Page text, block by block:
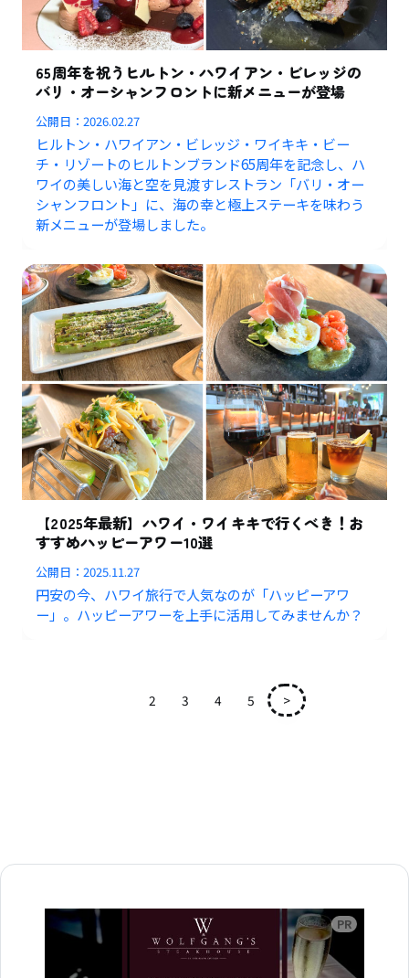
65周年を祝うヒルトン・ハワイアン・ビレッジの
バリ・オーシャンフロントに新メニューが登場
公開日：2026.02.27
ヒルトン・ハワイアン・ビレッジ・ワイキキ・ビー
チ・リゾートのヒルトンブランド65周年を記念し、ハ
ワイの美しい海と空を見渡すレストラン「バリ・オー
シャンフロント」に、海の幸と極上ステーキを味わう
新メニューが登場しました。
【2025年最新】ハワイ・ワイキキで行くべき！お
すすめハッピーアワー10選
公開日：2025.11.27
円安の今、ハワイ旅行で人気なのが「ハッピーアワ
ー」。ハッピーアワーを上手に活用してみませんか？
2 3 4 5 >
広告